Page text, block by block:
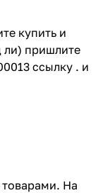
купить и
ли) пришлите
ссылку . и
На